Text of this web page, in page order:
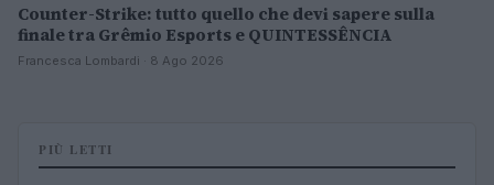
Counter-Strike: tutto quello che devi sapere sulla
finale tra Grêmio Esports e QUINTESSÊNCIA
Francesca Lombardi · 8 Ago 2026
PIÙ LETTI